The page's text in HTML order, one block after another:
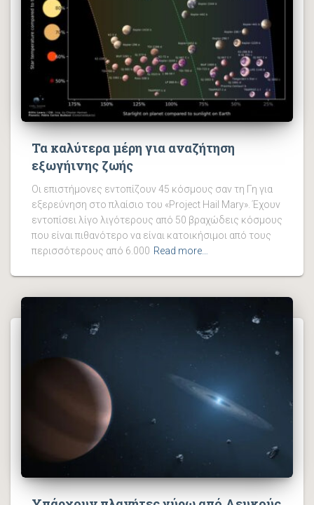
Τα καλύτερα μέρη για αναζήτηση
εξωγήινης ζωής
Οι επιστήμονες εντοπίζουν 45 κόσμους σαν τη Γη για
εξερεύνηση στο πλαίσιο του «Project Hail Mary». Έχουν
εντοπίσει λίγο λιγότερους από 50 βραχώδεις κόσμους
που είναι πιθανότερο να είναι κατοικήσιμοι από τους
περισσότερους από 6.000 Read more…